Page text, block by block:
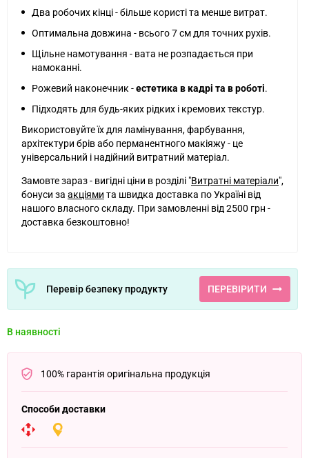
Два робочих кінці - більше користі та менше витрат.
Оптимальна довжина - всього 7 см для точних рухів.
Щільне намотування - вата не розпадається при
намоканні.
Рожевий наконечник -естетика в кадрі та в роботі.
Підходять для будь-яких рідких і кремових текстур.
Використовуйте їх для ламінування, фарбування,
архітектури брів або перманентного макіяжу - це
універсальний і надійний витратний матеріал.
Замовте зараз - вигідні ціни в розділі "Витратні матеріали",
бонуси за акціями та швидка доставка по Україні від
нашого власного складу. При замовленні від 2500 грн -
доставка безкоштовно!
Перевір безпеку продукту ПЕРЕВІРИТИ
В наявності
100% гарантія оригінальна продукція
Способи доставки